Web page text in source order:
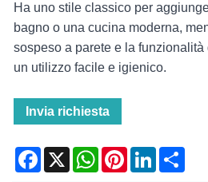
Ha uno stile classico per
bagno o una cucina moderna,
sospeso a parete e la
un utilizzo facile e igienico.
Invia richiesta
Facebook
X WhatsAppPinterestLinkedIn